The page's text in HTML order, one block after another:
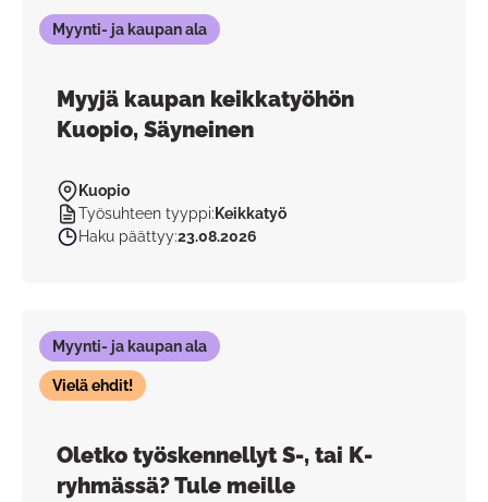
Myynti- ja kaupan ala
Myyjä kaupan keikkatyöhön
Kuopio, Säyneinen
Kuopio
Työsuhteen tyyppi: Keikkatyö
Haku päättyy:23.08.2026
Myynti- ja kaupan ala
Vielä ehdit!
Oletko työskennellyt S-, tai K-
ryhmässä? Tule meille